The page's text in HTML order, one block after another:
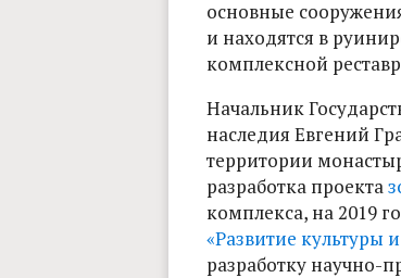
основные
и находятся в
комплексной
Начальник
наследия Евгений
территории
разработка проекта
комплекса, на 2019
«Развитие культуры
разработку научно-